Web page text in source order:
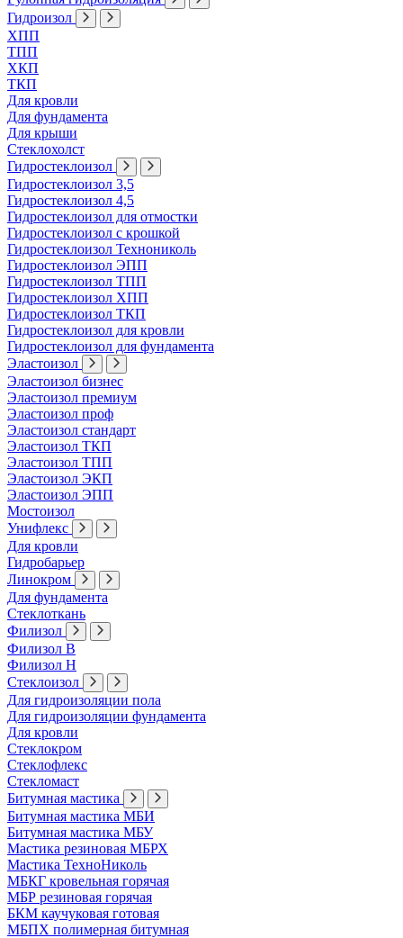
Гидроизол
ХПП
ТПП
ХКП
ТКП
Для кровли
Для фундамента
Для крыши
Стеклохолст
Гидростеклоизол
Гидростеклоизол 3,5
Гидростеклоизол 4,5
Гидростеклоизол для отмостки
Гидростеклоизол с крошкой
Гидростеклоизол Технониколь
Гидростеклоизол ЭПП
Гидростеклоизол ТПП
Гидростеклоизол ХПП
Гидростеклоизол ТКП
Гидростеклоизол для кровли
Гидростеклоизол для фундамента
Эластоизол
Эластоизол бизнес
Эластоизол премиум
Эластоизол проф
Эластоизол стандарт
Эластоизол ТКП
Эластоизол ТПП
Эластоизол ЭКП
Эластоизол ЭПП
Мостоизол
Унифлекс
Для кровли
Гидробарьер
Линокром
Для фундамента
Стеклоткань
Филизол
Филизол В
Филизол Н
Стеклоизол
Для гидроизоляции пола
Для гидроизоляции фундамента
Для кровли
Стеклокром
Стеклофлекс
Стекломаст
Битумная мастика
Битумная мастика МБИ
Битумная мастика МБУ
Мастика резиновая МБРХ
Мастика ТехноНиколь
МБКГ кровельная горячая
МБР резиновая горячая
БКМ каучуковая готовая
МБПХ полимерная битумная